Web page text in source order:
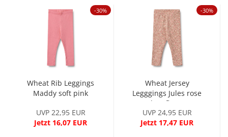
-30%
Wheat Rib Leggings
Maddy soft pink
UVP 22,95 EUR
Jetzt 16,07 EUR
-30%
Wheat Jersey
Legggings Jules rose
dust flower
UVP 24,95 EUR
Jetzt 17,47 EUR